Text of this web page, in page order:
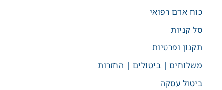
כוח אדם רפואי
סל קניות
תקנון ופרטיות
משלוחים | ביטולים | החזרות
ביטול עסקה